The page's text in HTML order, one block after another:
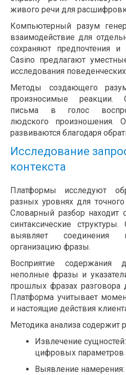
живого речи для
Компьютерный разум
взаимодействие для
сохраняют предпочтения
Casino предлагают
исследования
Методы создающего
произносимые реакции.
письма в голос
людского произношения.
развиваются благодаря
Исследование
контекста
Платформы исследуют
разных уровнях для
Словарный разбор
синтаксические структуры.
выявляет
организацию фразы.
Восприятие содержания
неполные фразы и
прошлых фразах разговора
Платформа учитывает
и настоящие действия
Методика анализа содержит
Извлечение
цифровых параметров
Выявление